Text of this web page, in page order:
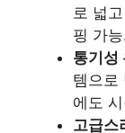
로 넓
핑 가
통기성
템으로
에도
고급스